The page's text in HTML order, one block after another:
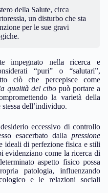
della Salute, circa
un disturbo che sta
per le sue gravi
impegnato nella ricerca e
“puri” o “salutari”,
ciò che percepisce come
qualità del cibopuò portare a
la varietà della
dell’individuo.
eccessivo di controllo
esacerbato dalla pressione
ideali di perfezione fisica e stili
come la ricerca di
aspetto fisico possa
patologia, influenzando
e le relazioni sociali